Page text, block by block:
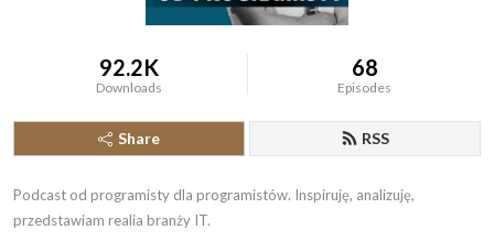
92.2K
Downloads
68
Episodes
Share RSS
Podcast od programisty dla programistów. Inspiruję, analizuję,
przedstawiam realia branży IT.